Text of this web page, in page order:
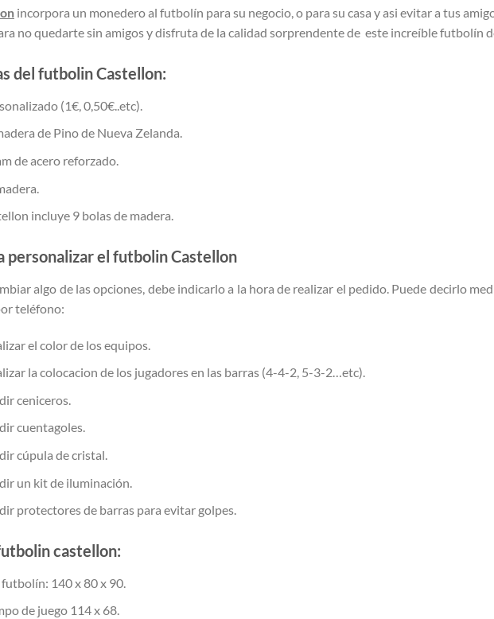
incorpora un monedero al futbolín para su negocio, o para su casa y asi evitar a tus
no quedarte sin amigos y disfruta de la calidad sorprendente de este increíble futbolín
del futbolin Castellon:
(1€, 0,50€..etc).
de Pino de Nueva Zelanda.
de acero reforzado.
incluye 9 bolas de madera.
personalizar el futbolinCastellon
algo de las opciones, debe indicarlo a la hora de realizar el pedido. Puede decirlo
teléfono:
el color de los equipos.
la colocacion de los jugadores en las barras (4-4-2, 5-3-2…etc).
ceniceros.
cuentagoles.
cúpula de cristal.
un kit de iluminación.
protectores de barras para evitar golpes.
castellon:
140 x 80 x 90.
de juego 114 x 68.